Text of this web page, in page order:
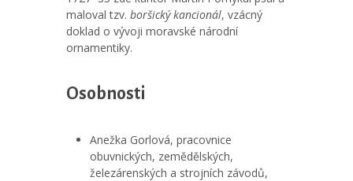
maloval tzv. boršický kancionál, vzácný
doklad o vývoji moravské národní
ornamentiky.
Osobnosti
Anežka Gorlová, pracovnice
obuvnických, zemědělských,
železárenských a strojních závodů,